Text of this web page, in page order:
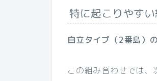
特に起こりやす
自立タイプ（2番島）
この組み合わせでは、